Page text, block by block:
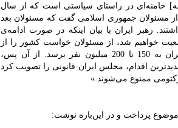
خامنه‌ای در راستای سیاستی است که از سال
از مسئولان جمهوری اسلامی گفت که مسئولان بعد
رهبر ایران با بیان اینکه در صورت ادامه‌ی
خواهیم شد، از مسئولان خواست کشور را از
حالت هر خانواده یک یا دو بچه خارج کنند تا جمعیت ایران به 150 تا 200 میلیون نفر برسد. از آن پس،
اقدام، مجلس ایران قانونی را تصویب کرد
ممنوع می‌شوند.»
پرداخت و در این‌باره نوشت: